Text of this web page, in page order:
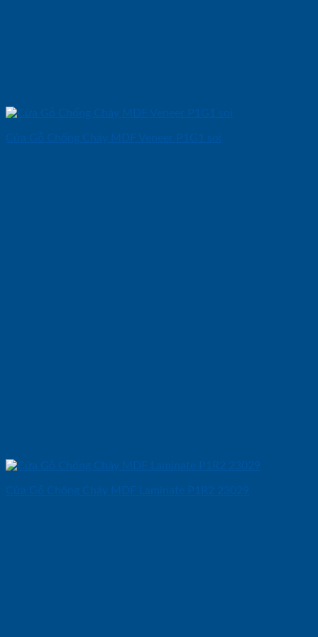
Cửa Gỗ Chống Cháy MDF Veneer P1G1 soi
Cửa Gỗ Chống Cháy MDF Laminate P1R2 23029